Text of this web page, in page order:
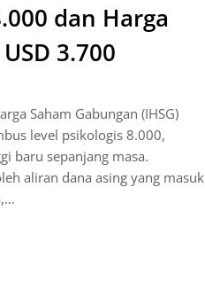
dan Harga
3.700
Saham Gabungan (IHSG)
level psikologis 8.000,
baru sepanjang masa.
aliran dana asing yang masuk